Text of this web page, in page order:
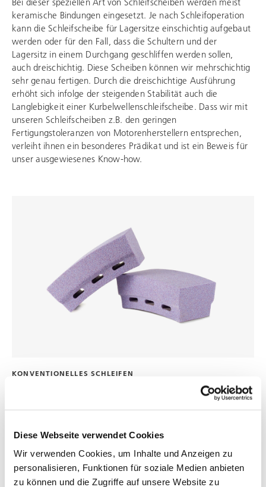
Diese Webseite verwendet Cookies
Wir verwenden Cookies, um Inhalte und Anzeigen zu
personalisieren, Funktionen für soziale Medien anbieten
zu können und die Zugriffe auf unsere Website zu
keramische Bindungen eingesetzt. Je nach Schleifoperation
kann die Schleifscheibe für Lagersitze einschichtig aufgebaut
werden oder für den Fall, dass die Schultern und der
Lagersitz in einem Durchgang geschliffen werden sollen,
auch dreischichtig. Diese Scheiben können wir mehrschichtig
sehr genau fertigen. Durch die dreischichtige Ausführung
erhöht sich infolge der steigenden Stabilität auch die
Langlebigkeit einer Kurbelwellenschleifscheibe. Dass wir mit
unseren Schleifscheiben z.B. den geringen
Fertigungstoleranzen von Motorenherstellern entsprechen,
verleiht ihnen ein besonderes Prädikat und ist ein Beweis für
unser ausgewiesenes Know-how.
KONVENTIONELLES SCHLEIFEN
Von uns hergestellte Schleifsegmente gibt es in allen
Haupteinsatzgebiet von Schleifsegmenten ist die
Verwendung auf einem Schleifrad. Die Schleifsegmente
können wir mit einem Grundkörper (Fuß) fertigen, mit dem